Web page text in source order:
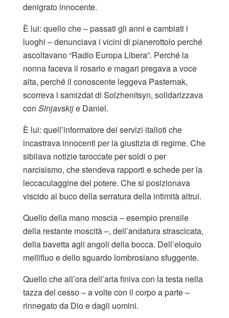
denigrato innocente.
È lui: quello che – passati gli anni e cambiati i
luoghi – denunciava i vicini di pianerottolo perché
ascoltavano “Radio Europa Libera”. Perché la
nonna faceva il rosario e magari pregava a voce
alta, perché il conoscente leggeva Pasternak,
scorreva i samizdat di Solzhenitsyn, solidarizzava
con Sinjavskije Daniel.
È lui: quell’informatore dei servizi italioti che
incastrava innocenti per la giustizia di regime. Che
sibilava notizie taroccate per soldi o per
narcisismo, che stendeva rapporti e schede per la
leccaculaggine del potere. Che si posizionava
viscido al buco della serratura della intimità altrui.
Quello della mano moscia – esempio prensile
della restante moscità –, dell’andatura strascicata,
della bavetta agli angoli della bocca. Dell’eloquio
mellifluo e dello sguardo lombrosiano sfuggente.
Quello che all’ora dell’aria finiva con la testa nella
tazza del cesso – a volte con il corpo a parte –
rinnegato da Dio e dagli uomini.